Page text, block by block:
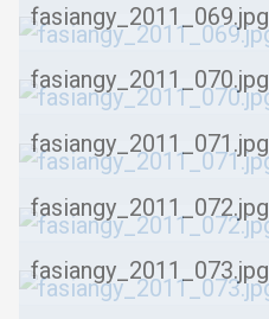
fasiangy_2011_069.jpg
fasiangy_2011_070.jpg
fasiangy_2011_071.jpg
fasiangy_2011_072.jpg
fasiangy_2011_073.jpg